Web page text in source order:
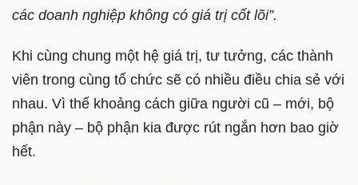
các doanh nghiệp không có giá trị cốt lõi”.
Khi cùng chung một hệ giá trị, tư tưởng, các thành
viên trong cùng tổ chức sẽ có nhiều điều chia sẻ với
nhau. Vì thế khoảng cách giữa người cũ – mới, bộ
phận này – bộ phận kia được rút ngắn hơn bao giờ
hết.